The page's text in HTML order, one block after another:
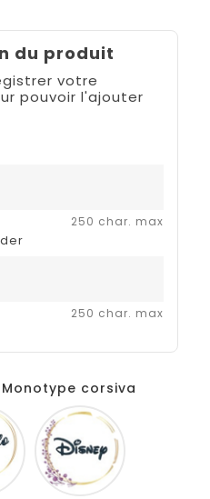
du produit
votre
pouvoir l'ajouter
250 char. max
250 char. max
Monotype corsiva
Amarillo